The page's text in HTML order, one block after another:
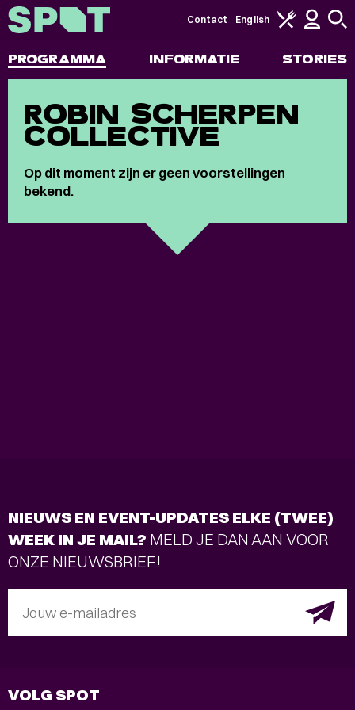
PROGRAMMA INFORMATIE STORIES
Contact English
ROBIN SCHERPEN
COLLECTIVE
Op dit moment zijn er geen voorstellingen
bekend.
NIEUWS EN EVENT-UPDATES ELKE (TWEE)
WEEK IN JE MAIL? MELD JE DAN AAN VOOR
ONZE NIEUWSBRIEF!
Jouw e-mailadres
VOLG SPOT